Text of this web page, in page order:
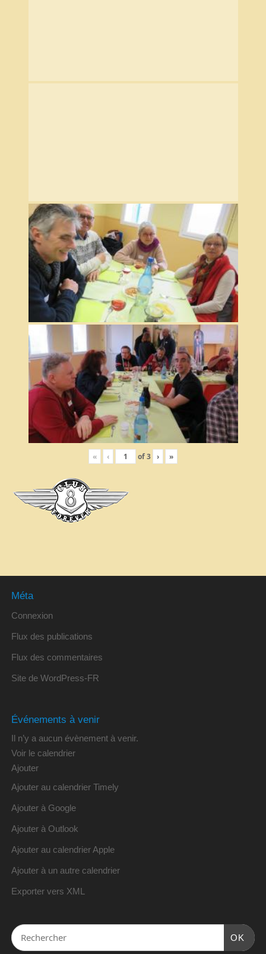
« ‹ of3 › »
Méta
Connexion
Flux des publications
Flux des commentaires
Site de WordPress-FR
Événements à venir
Il n’y a aucun évènement à venir.
Voir le calendrier
Ajouter
Ajouter au calendrier Timely
Ajouter à Google
Ajouter à Outlook
Ajouter au calendrier Apple
Ajouter à un autre calendrier
Exporter vers XML
OK